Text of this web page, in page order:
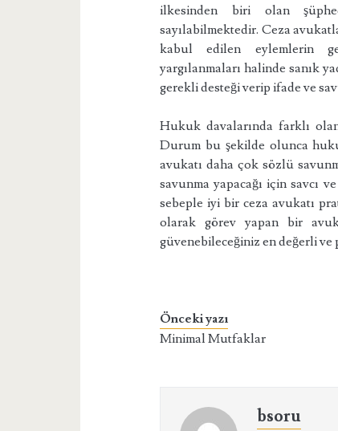
ilkesinden biri olan
sayılabilmektedir. Ceza
kabul edilen eylemlerin
yargılanmaları halinde sanık
gerekli desteği verip ifade ve
Hukuk davalarında farklı
Durum bu şekilde olunca
avukatı daha çok sözlü
savunma yapacağı için savcı
sebeple iyi bir ceza avukatı
olarak görev yapan bir
güvenebileceğiniz en değerli
Önceki yazı
Minimal Mutfaklar
bsoru